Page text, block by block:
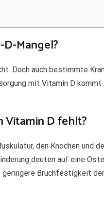
Mangel?
Doch auch bestimmte
mit Vitamin D
Vitamin D fehlt?
den Knochen und
deuten auf eine
Bruchfestigkeit